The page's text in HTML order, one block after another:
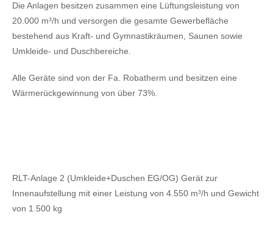
Die Anlagen besitzen zusammen eine Lüftungsleistung von
20.000 m³/h und versorgen die gesamte Gewerbefläche
bestehend aus Kraft- und Gymnastikräumen, Saunen sowie
Umkleide- und Duschbereiche.
Alle Geräte sind von der Fa. Robatherm und besitzen eine
Wärmerückgewinnung von über 73%.
RLT-Anlage 2 (Umkleide+Duschen EG/OG) Gerät zur
Innenaufstellung mit einer Leistung von 4.550 m³/h und Gewicht
von 1.500 kg